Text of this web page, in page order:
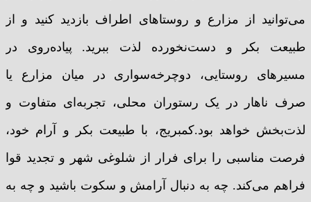
می‌توانید از مزارع و روستاهای اطراف بازدید کنید و از
طبیعت بکر و دست‌نخورده لذت ببرید. پیاده‌روی در
مسیرهای روستایی، دوچرخه‌سواری در میان مزارع یا
صرف ناهار در یک رستوران محلی، تجربه‌ای متفاوت و
لذت‌بخش خواهد بود.کمبریج، با طبیعت بکر و آرام خود،
فرصت مناسبی را برای فرار از شلوغی شهر و تجدید قوا
فراهم می‌کند. چه به دنبال آرامش و سکوت باشید و چه به